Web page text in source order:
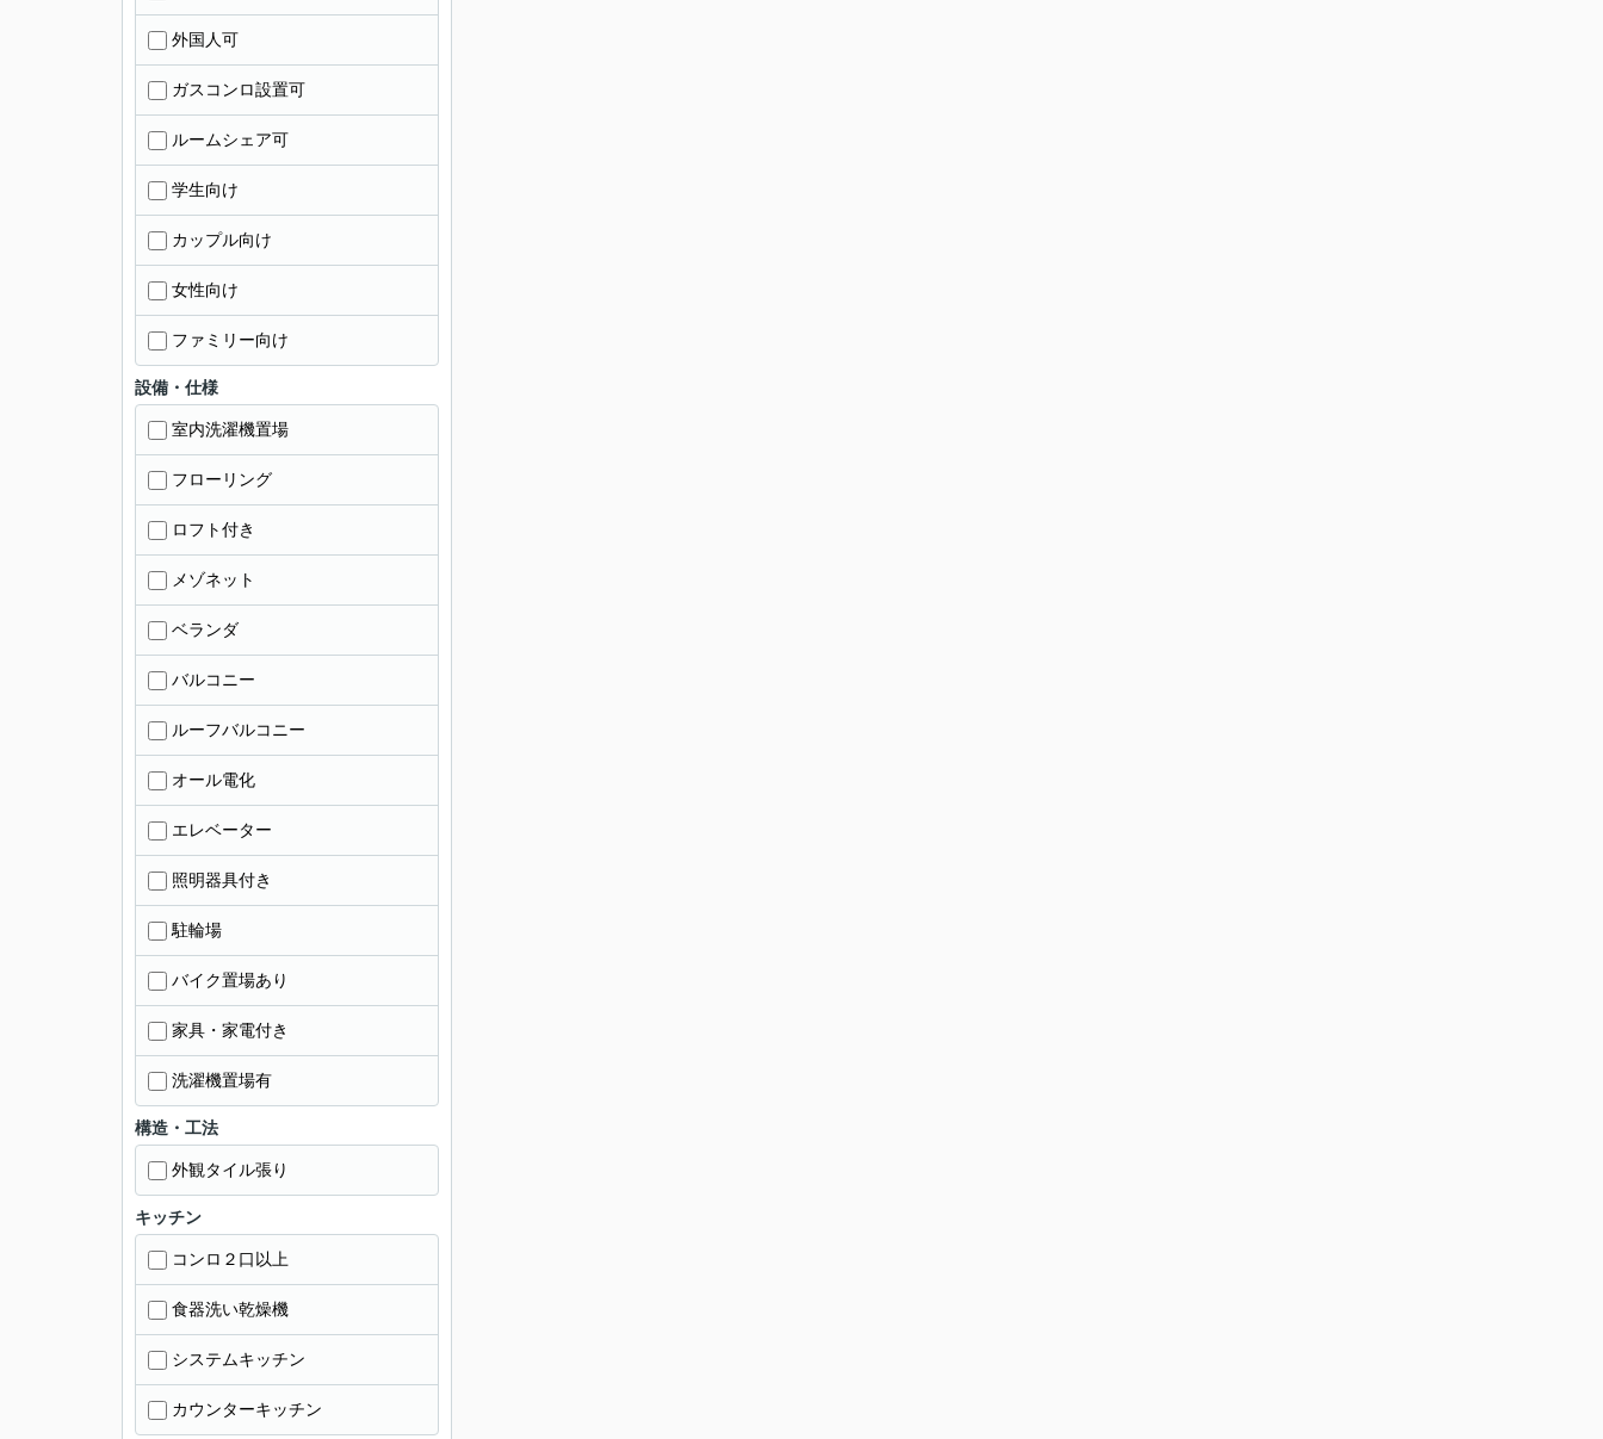
外国人可
ガスコンロ設置可
ルームシェア可
学生向け
カップル向け
女性向け
ファミリー向け
設備・仕様
室内洗濯機置場
フローリング
ロフト付き
メゾネット
ベランダ
バルコニー
ルーフバルコニー
オール電化
エレベーター
照明器具付き
駐輪場
バイク置場あり
家具・家電付き
洗濯機置場有
構造・工法
外観タイル張り
キッチン
コンロ２口以上
食器洗い乾燥機
システムキッチン
カウンターキッチン